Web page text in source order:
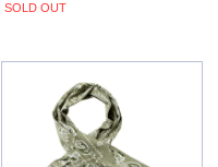
SOLD OUT